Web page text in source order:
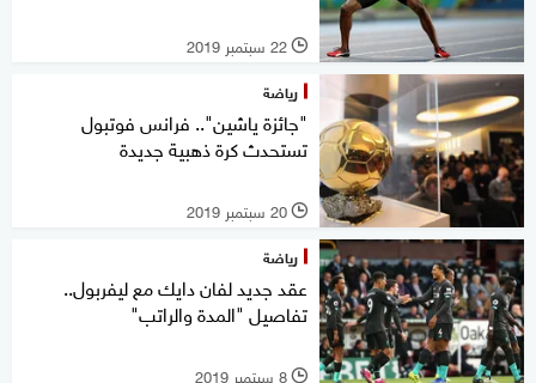
l 22 سبتمبر 2019
رياضة
"جائزة ياشين".. فرانس فوتبول
تستحدث كرة ذهبية جديدة
l 20 سبتمبر 2019
رياضة
عقد جديد لفان دايك مع ليفربول..
تفاصيل "المدة والراتب"
l 8 سبتمبر 2019